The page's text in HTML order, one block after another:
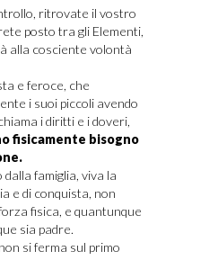
ritrovate il vostro
posto tra gli Elementi,
alla cosciente volontà
e feroce, che
i suoi piccoli avendo
i diritti e i doveri,
fisicamente bisogno
dalla famiglia, viva la
e di conquista, non
fisica, e quantunque
sia padre.
si ferma sul primo